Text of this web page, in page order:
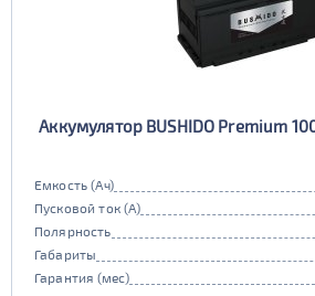
Аккумулятор BUSHIDO Premium
Емкость (Ач)
Пусковой ток (А)
Полярность
Габариты
Гарантия (мес)